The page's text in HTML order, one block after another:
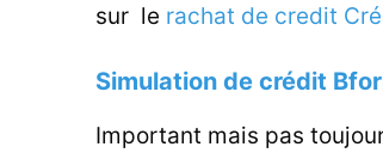
sur le rachat de credit
Simulation de crédit
Important mais pas